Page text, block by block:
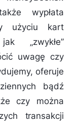
wypłata
użyciu kart
„zwykłe”
uwagę czy
oferuje
bądź
czy można
transakcji